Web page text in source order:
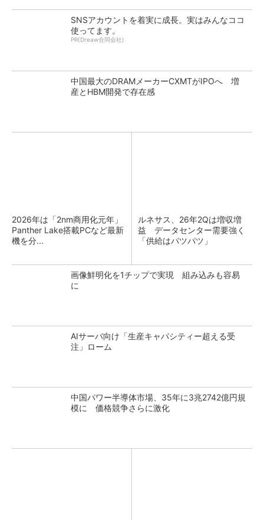
SNSアカウントを着実に成長。実はみんなココ
使ってます。
PR(Dreaw合同会社)
中国最大のDRAMメーカーCXMTがIPOへ 増
産とHBM開発で存在感
2026年は「2nm商用化元年」
Panther Lake搭載PCなど最新
機を分...
ルネサス、26年2Qは増収増
益 データセンター需要強く
「供給はパツパツ」
画像鮮明化を1チップで実現 組み込みも容易
に
AIサーバ向け「生産キャパシティー超える受
注」ローム
中国パワー半導体市場、35年に3兆2742億円規
模に 価格競争さらに激化